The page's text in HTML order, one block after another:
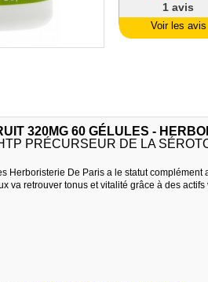
1avis
Voir les avis
320MG 60 GÉLULES -
PRÉCURSEUR DE LA
Herboristerie De Paris a le statut
va retrouver tonus et vitalité grâce à des